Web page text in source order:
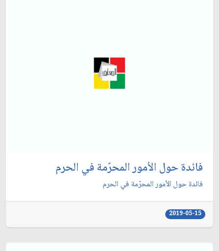
فائدة حول الاُمور المحرّمة في الحرم
فائدة حول الاُمور المحرّمة في الحرم
2019-05-15